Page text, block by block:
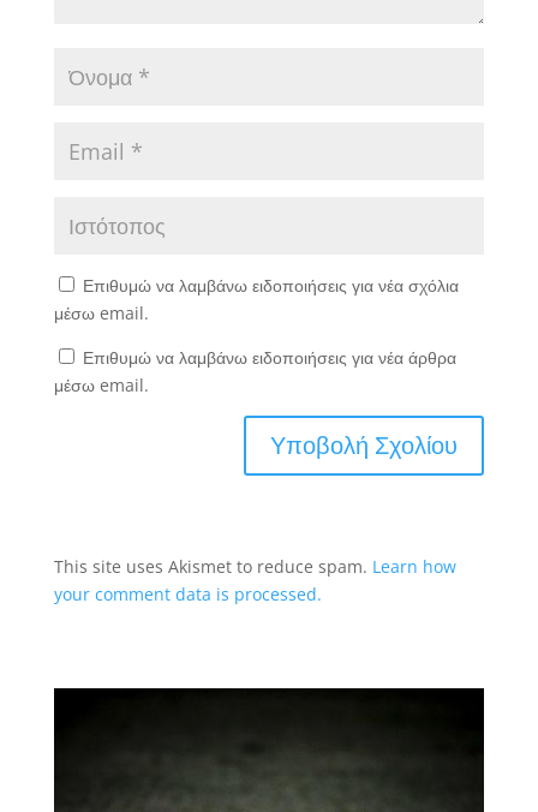
Επιθυμώ να λαμβάνω ειδοποιήσεις για νέα σχόλια
μέσω email.
Επιθυμώ να λαμβάνω ειδοποιήσεις για νέα άρθρα
μέσω email.
This site uses Akismet to reduce spam. Learn how
your comment data is processed.